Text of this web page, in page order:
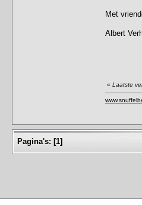
Met
Albert
« Laatste
Pagina's: [1]